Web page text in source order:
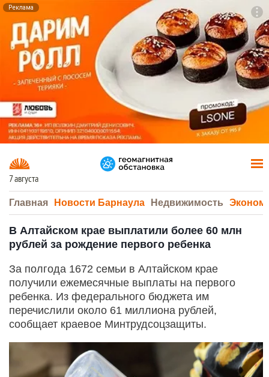
Реклама
7 августа
Главная Новости Барнаула Недвижимость
В Алтайском крае выплатили более 60 млн
рублей за рождение первого ребенка
За полгода 1672 семьи в Алтайском крае
получили ежемесячные выплаты на первого
ребенка. Из федерального бюджета им
перечислили около 61 миллиона рублей,
сообщает краевое Минтрудсоцзащиты.